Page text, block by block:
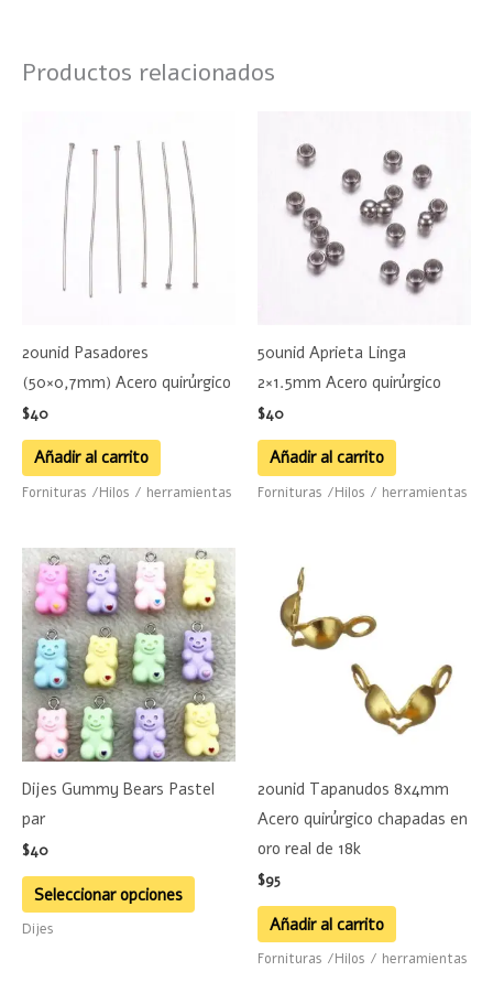
Productos relacionados
20unid Pasadores
(50×0,7mm) Acero quirúrgico
$40
Añadir al carrito
Fornituras /Hilos / herramientas
50unid Aprieta Linga
2×1.5mm Acero quirúrgico
$40
Añadir al carrito
Fornituras /Hilos / herramientas
Dijes Gummy Bears Pastel
par
$40
Seleccionar opciones
Este
producto
tiene
múltiples
variantes.
Las
opciones
pueden
página
Dijes
20unid Tapanudos 8x4mm
Acero quirúrgico chapadas en
oro real de 18k
$95
Añadir al carrito
Fornituras /Hilos / herramientas